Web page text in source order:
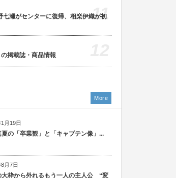
七瀬がセンターに復帰、相楽伊織が初
11
掲載誌・商品情報
月19日
夏の「卒業観」と「キャプテン像」...
月7日
大枠から外れるもう一人の主人公 “変
More